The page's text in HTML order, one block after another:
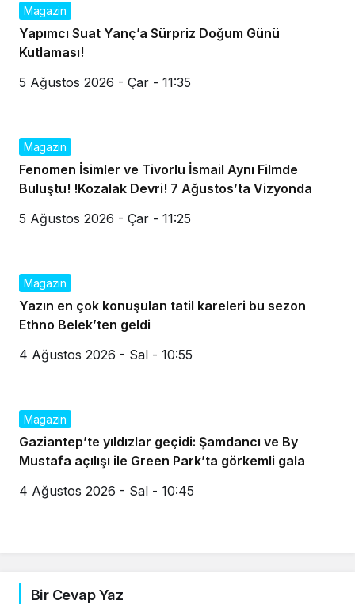
Magazin
Yapımcı Suat Yanç’a Sürpriz Doğum Günü
Kutlaması!
5 Ağustos 2026 - Çar - 11:35
Magazin
Fenomen İsimler ve Tivorlu İsmail Aynı Filmde
Buluştu! !Kozalak Devri! 7 Ağustos’ta Vizyonda
5 Ağustos 2026 - Çar - 11:25
Magazin
Yazın en çok konuşulan tatil kareleri bu sezon
Ethno Belek’ten geldi
4 Ağustos 2026 - Sal - 10:55
Magazin
Gaziantep’te yıldızlar geçidi: Şamdancı ve By
Mustafa açılışı ile Green Park’ta görkemli gala
4 Ağustos 2026 - Sal - 10:45
Bir Cevap Yaz